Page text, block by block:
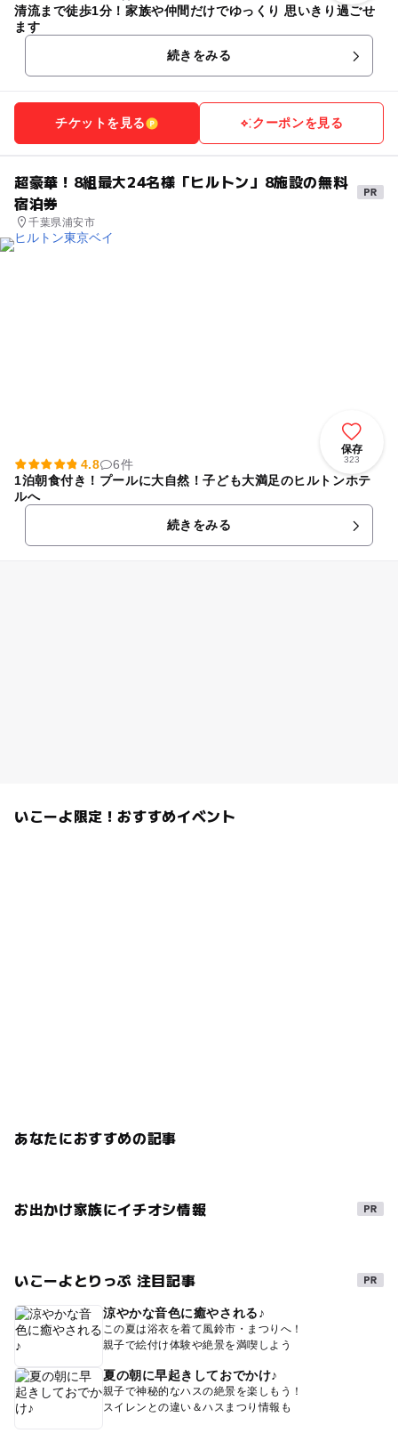
清流まで徒歩1分！家族や仲間だけでゆっくり 思いきり過ごせ
ます
続きをみる
チケットを見る クーポンを見る
超豪華！8組最大24名様「ヒルトン」8施設の無料
宿泊券
千葉県浦安市
保存
323
4.8
6件
1泊朝食付き！プールに大自然！子ども大満足のヒルトンホテ
ルへ
続きをみる
いこーよ限定！おすすめイベント
あなたにおすすめの記事
お出かけ家族にイチオシ情報
いこーよとりっぷ 注目記事
涼やかな音色に癒やされる♪
この夏は浴衣を着て風鈴市・まつりへ！
親子で絵付け体験や絶景を満喫しよう
夏の朝に早起きしておでかけ♪
親子で神秘的なハスの絶景を楽しもう！
スイレンとの違い＆ハスまつり情報も